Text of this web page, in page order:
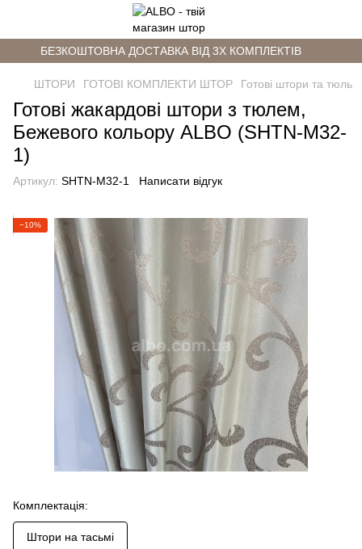
БЕЗКОШТОВНА ДОСТАВКА ВІД 3Х КОМПЛЕКТІВ
ШТОРИ ГОТОВІ КОМПЛЕКТИ ШТОР Готові штори та тюль
Готові жакардові штори з тюлем,
Бежевого кольору ALBO (SHTN-M32-
1)
Артикул: SHTN-M32-1 Написати відгук
−10%
Комплектація:
Штори на тасьмі